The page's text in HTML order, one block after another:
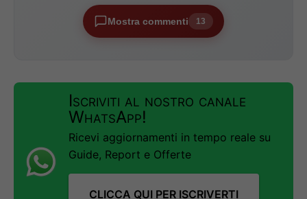
Mostra commenti 13
Iscriviti al nostro canale
WhatsApp!
Ricevi aggiornamenti in tempo reale su
Guide, Report e Offerte
CLICCA QUI PER ISCRIVERTI